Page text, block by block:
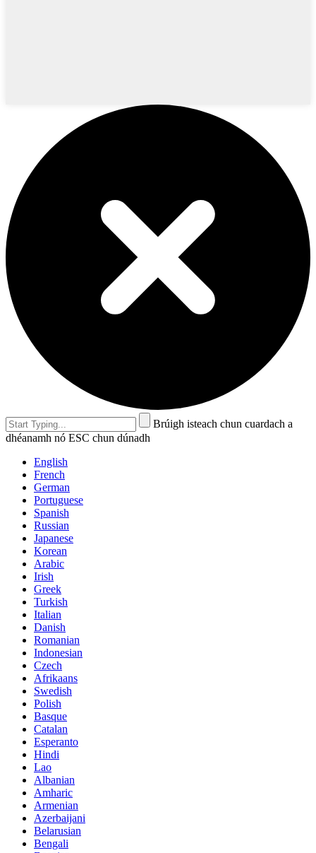
Brúigh isteach chun cuardach a
dhéanamh nó ESC chun dúnadh
English
French
German
Portuguese
Spanish
Russian
Japanese
Korean
Arabic
Irish
Greek
Turkish
Italian
Danish
Romanian
Indonesian
Czech
Afrikaans
Swedish
Polish
Basque
Catalan
Esperanto
Hindi
Lao
Albanian
Amharic
Armenian
Azerbaijani
Belarusian
Bengali